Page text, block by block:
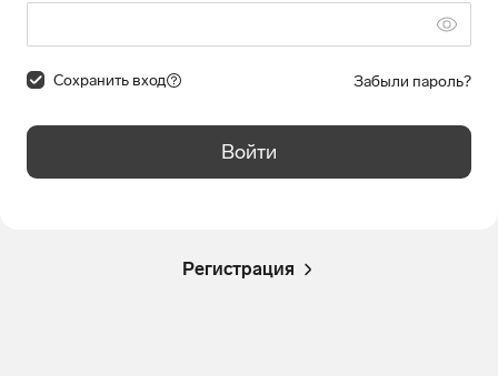
Сохранить вход Забыли пароль?
Войти
Регистрация